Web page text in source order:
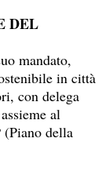
DEL
mandato,
in città
con delega
al
della